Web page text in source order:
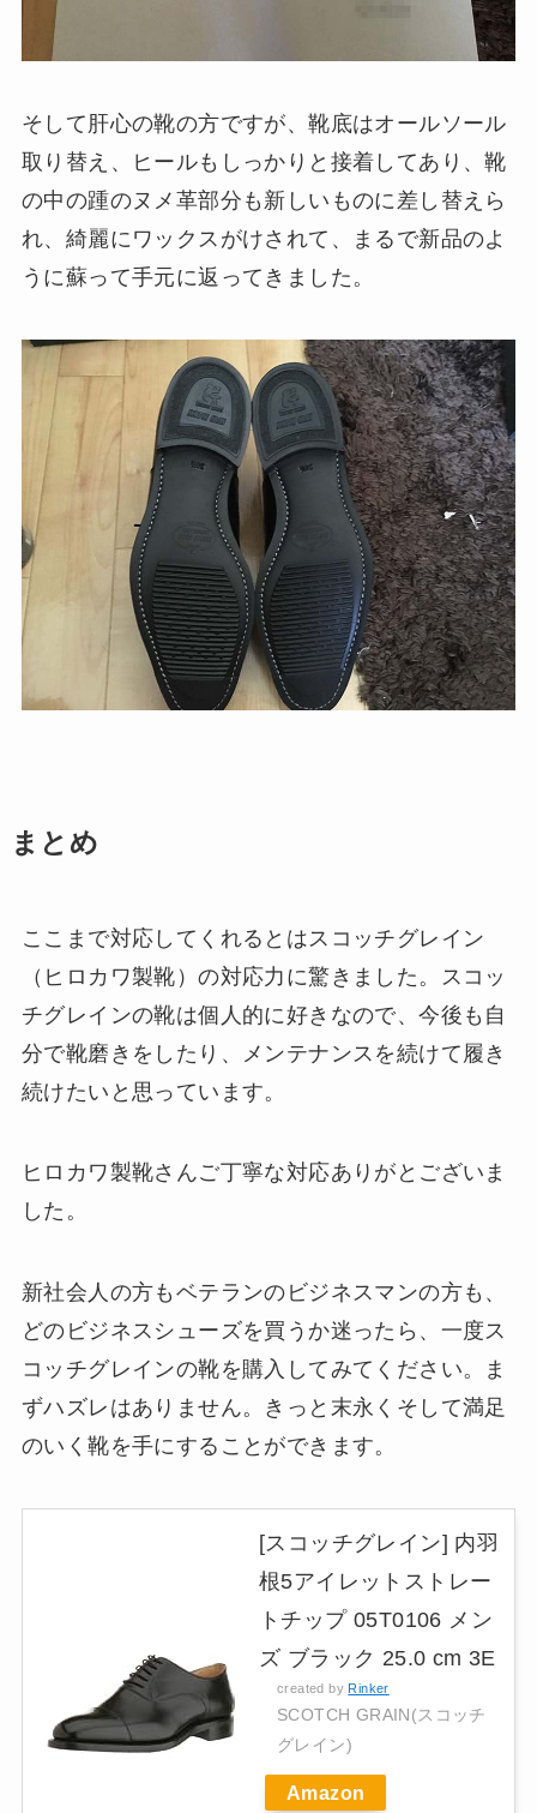
そして肝心の靴の方ですが、靴底はオールソール
取り替え、ヒールもしっかりと接着してあり、靴
の中の踵のヌメ革部分も新しいものに差し替えら
れ、綺麗にワックスがけされて、まるで新品のよ
うに蘇って手元に返ってきました。
まとめ
ここまで対応してくれるとはスコッチグレイン
（ヒロカワ製靴）の対応力に驚きました。スコッ
チグレインの靴は個人的に好きなので、今後も自
分で靴磨きをしたり、メンテナンスを続けて履き
続けたいと思っています。
ヒロカワ製靴さんご丁寧な対応ありがとございま
した。
新社会人の方もベテランのビジネスマンの方も、
どのビジネスシューズを買うか迷ったら、一度ス
コッチグレインの靴を購入してみてください。ま
ずハズレはありません。きっと末永くそして満足
のいく靴を手にすることができます。
[スコッチグレイン] 内羽
根5アイレットストレー
トチップ 05T0106 メン
ズ ブラック 25.0 cm 3E
created by Rinker
SCOTCH GRAIN(スコッチ
グレイン)
Amazon